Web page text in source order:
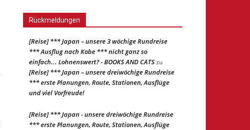
Rückmeldungen
[Reise] *** Japan – unsere 3 wöchige Rundreise
*** Ausflug nach Kobe *** nicht ganz so
einfach... Lohnenswert? - BOOKS AND CATSzu
[Reise] *** Japan – unsere dreiwöchige Rundreise
*** erste Planungen, Route, Stationen, Ausflüge
und viel Vorfreude!
[Reise] *** Japan - unsere dreiwöchige Rundreise
*** erste Planungen, Route, Stationen, Ausflüge